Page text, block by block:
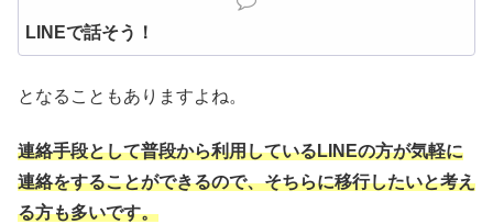
LINEで話そう！
となることもありますよね。
連絡手段として普段から利用しているLINEの方が気軽に
連絡をすることができるので、そちらに移行したいと考え
る方も多いです。